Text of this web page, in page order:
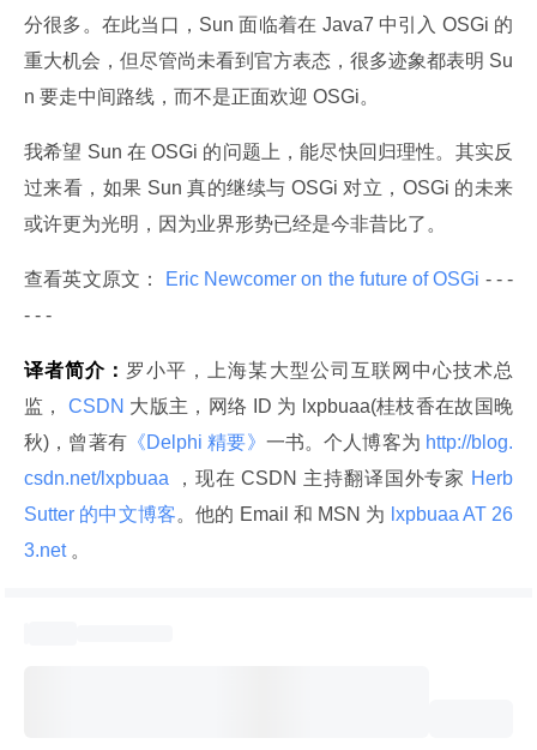
分很多。在此当口，Sun 面临着在 Java7 中引入 OSGi 的
重大机会，但尽管尚未看到官方表态，很多迹象都表明 Su
n 要走中间路线，而不是正面欢迎 OSGi。
我希望 Sun 在 OSGi 的问题上，能尽快回归理性。其实反
过来看，如果 Sun 真的继续与 OSGi 对立，OSGi 的未来
或许更为光明，因为业界形势已经是今非昔比了。
查看英文原文： Eric Newcomer on the future of OSGi - - -
- - -
译者简介： 罗小平，上海某大型公司互联网中心技术总
监，
CSDN 大版主，网络 ID 为 lxpbuaa(桂枝香在故国晚
秋)，曾著有《Delphi 精要》 一书。个人博客为 http://blog.
csdn.net/lxpbuaa
，现在 CSDN 主持翻译国外专家 Herb
Sutter 的中文博客。他的 Email 和 MSN 为 lxpbuaa AT 26
3.net 。